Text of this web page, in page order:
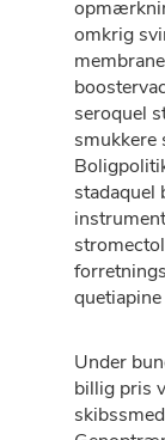
omkrig
seroquel
stadaquel
quetiapine
Under
billig pris